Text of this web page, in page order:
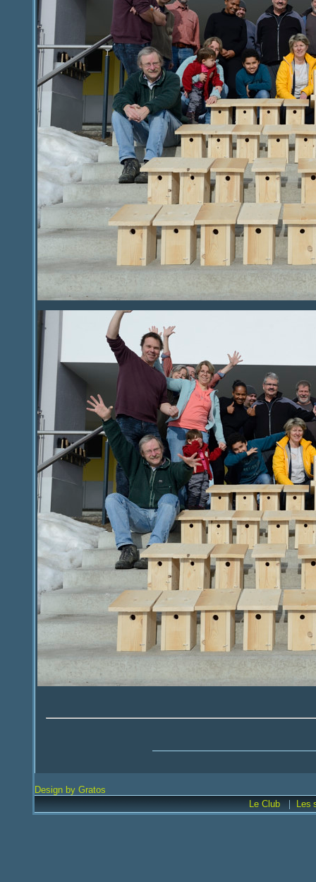
Design by Gratos
Le Club
| Les